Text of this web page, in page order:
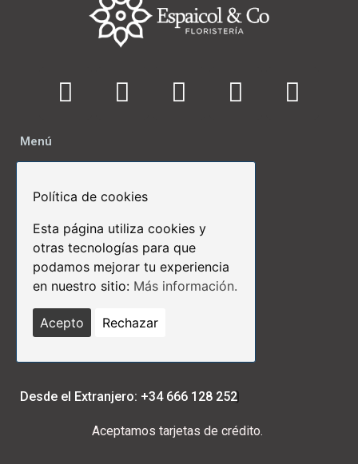
Menú
Nosotros
Links de Interés
Términos y Condiciones
Políticas de Privacidad
Políticas de Cookies
Desde el Extranjero: +34 666 128 252
Aceptamos tarjetas de crédito.
Política de cookies
Esta página utiliza cookies y
otras tecnologías para que
podamos mejorar tu experiencia
en nuestro sitio: Más información.
Acepto Rechazar